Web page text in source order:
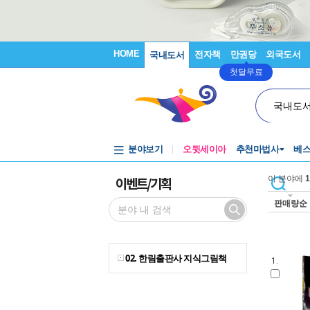
HOME 국내도서 전자책 만권당
첫달무료
외국도서
국내도
분야보기 오뒷세이아 추천마법사 베
이벤트/기획
02. 한림출판사 지식그림책
이 분야에
판매량순
1.